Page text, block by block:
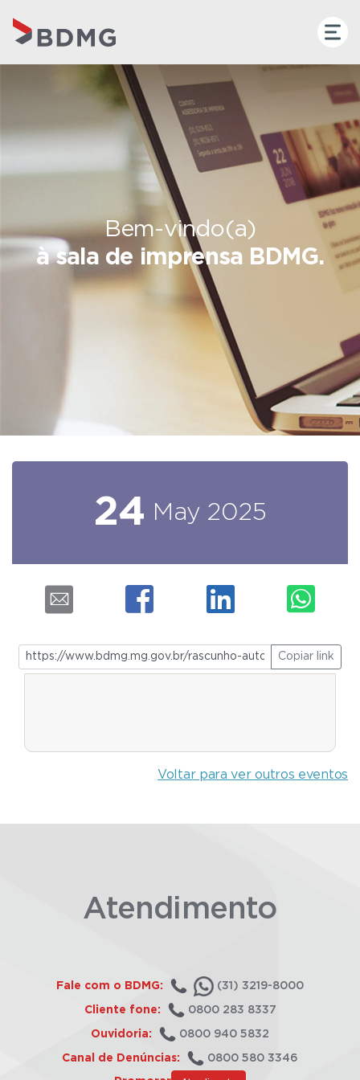
Bem-vindo(a)
à sala de imprensa BDMG.
24 May 2025
Copiar link
Voltar para ver outros eventos
Atendimento
Fale com o BDMG: (31) 3219-8000
Cliente fone: 0800 283 8337
Ouvidoria: 0800 940 5832
Canal de Denúncias: 0800 580 3346